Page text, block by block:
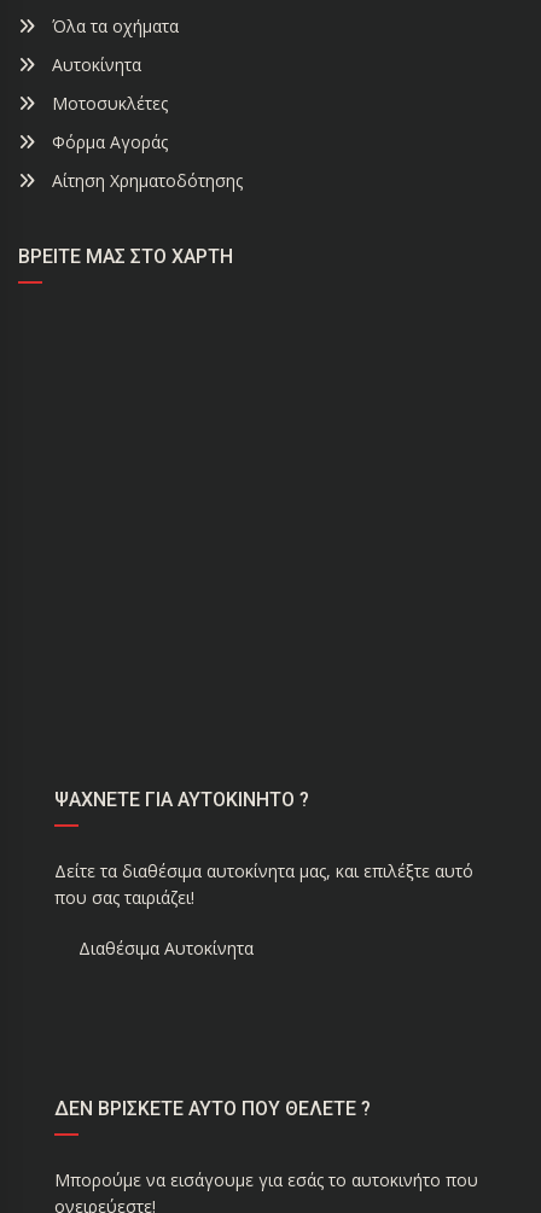
Όλα τα οχήματα
Αυτοκίνητα
Μοτοσυκλέτες
Φόρμα Αγοράς
Αίτηση Χρηματοδότησης
ΒΡΕΊΤΕ ΜΑΣ ΣΤΟ ΧΆΡΤΗ
ΨΑΧΝΕΤΕ ΓΙΑ ΑΥΤΟΚΙΝΗΤΟ ?
Δείτε τα διαθέσιμα αυτοκίνητα μας, και επιλέξτε αυτό
που σας ταιριάζει!
Διαθέσιμα Αυτοκίνητα
ΔΕΝ ΒΡΙΣΚΕΤΕ ΑΥΤΟ ΠΟΥ ΘΕΛΕΤΕ ?
Μπορούμε να εισάγουμε για εσάς το αυτοκινήτο που
ονειρεύεστε!